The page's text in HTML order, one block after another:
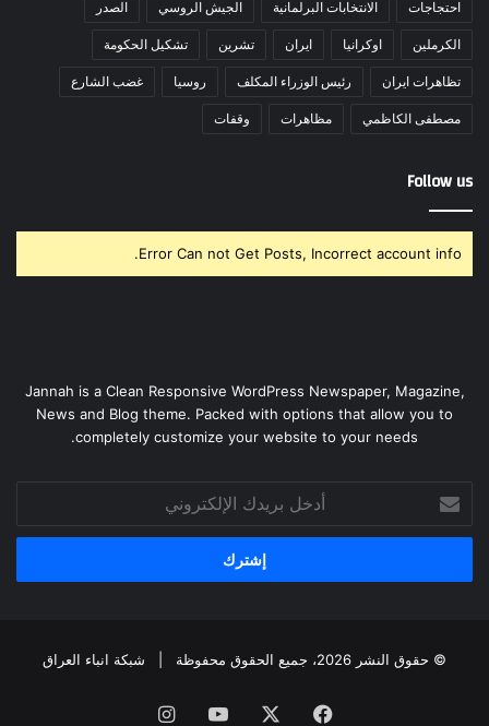
احتجاجات الانتخابات البرلمانية الجيش الروسي الصدر
الكرملين اوكرانيا ايران تشرين تشكيل الحكومة
تظاهرات ايران رئيس الوزراء المكلف روسيا غضب الشارع
مصطفى الكاظمي مظاهرات وقفات
Follow us
Error Can not Get Posts, Incorrect account info.
Jannah is a Clean Responsive WordPress Newspaper, Magazine,
News and Blog theme. Packed with options that allow you to
completely customize your website to your needs.
بريدك
الإلكتروني
© حقوق النشر 2026، جميع الحقوق محفوظة | شبكة انباء العراق
فيسبوك ‫YouTubeانستقرام